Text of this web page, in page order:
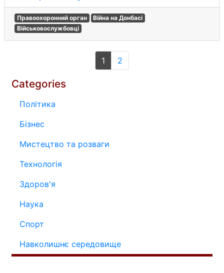
Правоохоронний орган
Війна на Донбасі
Військовослужбовці
1 2
Categories
Політика
Бізнес
Мистецтво та розваги
Технологія
Здоров'я
Наука
Спорт
Навколишнє середовище